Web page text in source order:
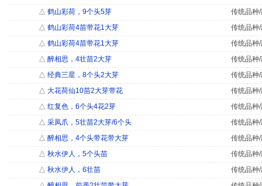
△ 鹤山彩荷，9个头5芽
传统品种
△ 鹤山彩荷4苗带花1大芽
传统品种
△ 鹤山彩荷4苗带花1大芽
传统品种
△ 醉相思，4壮苗2大芽
传统品种
△ 经典三星，8个头2大芽
传统品种
△ 大花荷仙10苗2大芽带花
传统品种
△ 红复色，6个头4花2芽
传统品种
△ 采凤爪，5壮苗2大芽/6个头
传统品种
△ 醉相思，4个头带花带大芽
传统品种
△ 秋水伊人，5个头苗
传统品种
△ 秋水伊人，6壮苗
传统品种